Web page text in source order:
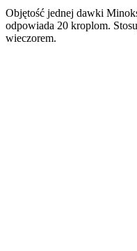
Objętość jednej dawki
odpowiada 20 kroplom.
wieczorem.